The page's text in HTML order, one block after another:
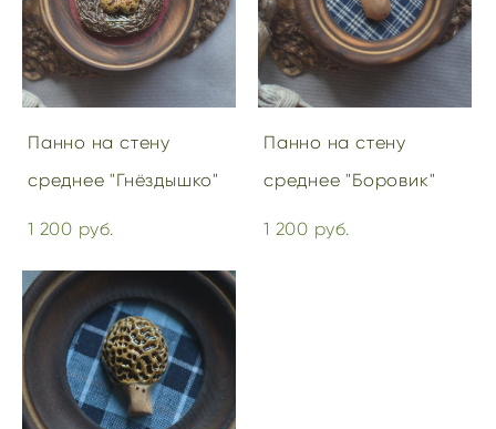
Панно на стену
среднее "Гнёздышко"
1 200 pуб.
Панно на стену
среднее "Боровик"
1 200 pуб.